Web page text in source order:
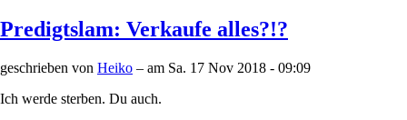
Predigtslam: Verkaufe alles?!?
geschrieben von Heiko – am Sa. 17 Nov 2018 - 09:09
Ich werde sterben. Du auch.